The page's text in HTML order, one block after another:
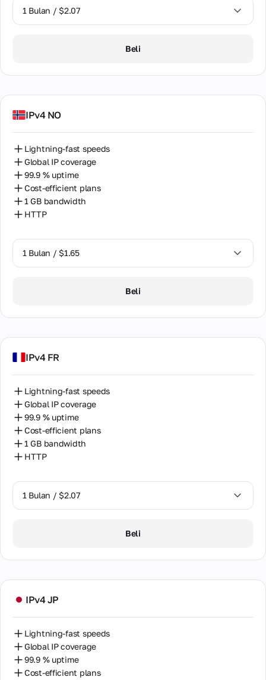
1 Bulan / $2.07
Beli
IPv4 NO
Lightning-fast speeds
Global IP coverage
99.9 % uptime
Cost-efficient plans
1 GB bandwidth
HTTP
1 Bulan / $1.65
Beli
IPv4 FR
Lightning-fast speeds
Global IP coverage
99.9 % uptime
Cost-efficient plans
1 GB bandwidth
HTTP
1 Bulan / $2.07
Beli
IPv4 JP
Lightning-fast speeds
Global IP coverage
99.9 % uptime
Cost-efficient plans